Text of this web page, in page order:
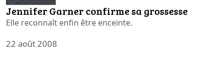
Jennifer Garner confirme sa grossesse
Elle reconnaît enfin être enceinte.
22 août 2008